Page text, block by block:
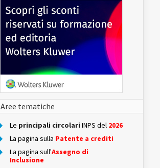
Aree tematiche
Le principali circolari INPS del 2026
La pagina sulla Patente a crediti
La pagina sull'Assegno di
Inclusione